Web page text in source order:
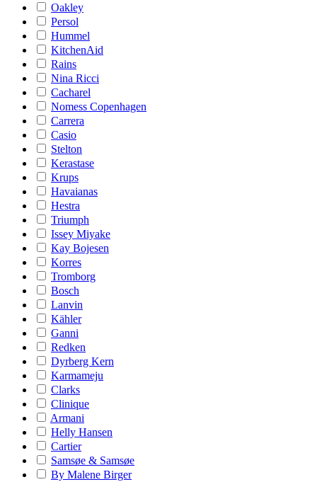
Oakley
Persol
Hummel
KitchenAid
Rains
Nina Ricci
Cacharel
Nomess Copenhagen
Carrera
Casio
Stelton
Kerastase
Krups
Havaianas
Hestra
Triumph
Issey Miyake
Kay Bojesen
Korres
Tromborg
Bosch
Lanvin
Kähler
Ganni
Redken
Dyrberg Kern
Karmameju
Clarks
Clinique
Armani
Helly Hansen
Cartier
Samsøe & Samsøe
By Malene Birger